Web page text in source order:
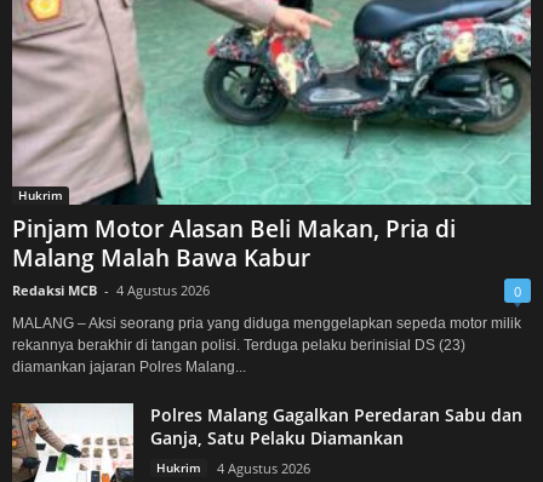
Hukrim
Pinjam Motor Alasan Beli Makan, Pria di
Malang Malah Bawa Kabur
Redaksi MCB - 4 Agustus 2026 0
MALANG – Aksi seorang pria yang diduga menggelapkan sepeda motor milik
rekannya berakhir di tangan polisi. Terduga pelaku berinisial DS (23)
diamankan jajaran Polres Malang...
Polres Malang Gagalkan Peredaran Sabu dan
Ganja, Satu Pelaku Diamankan
Hukrim 4 Agustus 2026